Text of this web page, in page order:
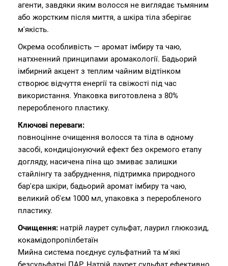
агенти, завдяки яким волосся не виглядає тьмяним
або жорстким після миття, а шкіра тіла зберігає
м'якість.
Окрема особливість — аромат імбиру та чаю,
натхненний принципами аромакології. Бадьорий
імбирний акцент з теплим чайним відтінком
створює відчуття енергії та свіжості під час
використання. Упаковка виготовлена з 80%
переробленого пластику.
Ключові переваги:
повноцінне очищення волосся та тіла в одному
засобі, кондиціонуючий ефект без окремого етапу
догляду, насичена піна що змиває залишки
стайлінгу та забруднення, підтримка природного
бар'єра шкіри, бадьорий аромат імбиру та чаю,
великий об'єм 1000 мл, упаковка з переробленого
пластику.
Очищення: натрій лаурет сульфат, лаурил глюкозид,
кокамідопропілбетаїн
Мийна система поєднує сульфатний та м'які